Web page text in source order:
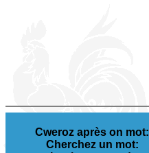
Cweroz après on mot:
Cherchez un mot: